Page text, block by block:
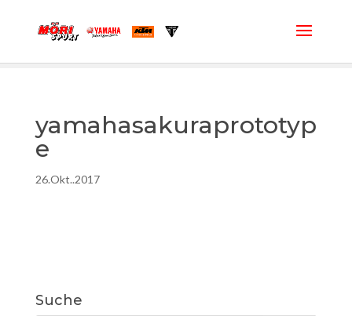
yamahasakuraprototyp
e
26.Okt..2017
Suche